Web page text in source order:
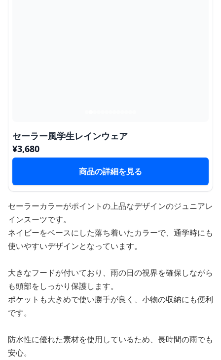
セーラー風学生レインウェア
¥3,680
商品の詳細を見る
セーラーカラーがポイントの上品なデザインのジュニアレ
インスーツです。
ネイビーをベースにした落ち着いたカラーで、通学時にも
使いやすいデザインとなっています。
大きなフードが付いており、雨の日の視界を確保しながら
も頭部をしっかり保護します。
ポケットも大きめで使い勝手が良く、小物の収納にも便利
です。
防水性に優れた素材を使用しているため、長時間の雨でも
安心。